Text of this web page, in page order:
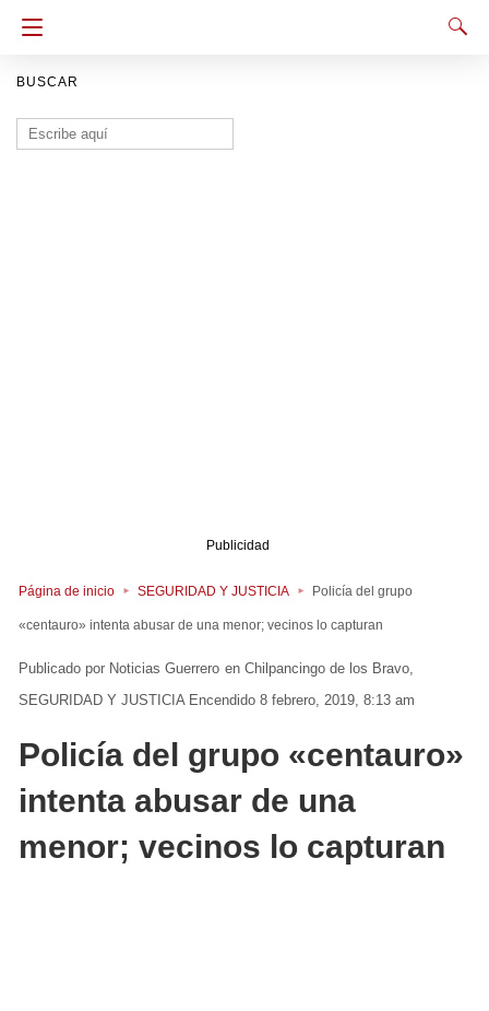
BUSCAR
Buscar:
Publicidad
Página de inicio SEGURIDAD Y JUSTICIA Policía del grupo
«centauro» intenta abusar de una menor; vecinos lo capturan
Noticias Guerrero en Chilpancingo de los Bravo
SEGURIDAD Y JUSTICIA Encendido 8 febrero, 2019, 8:13 am
Policía del grupo «centauro»
intenta abusar de una
menor; vecinos lo capturan